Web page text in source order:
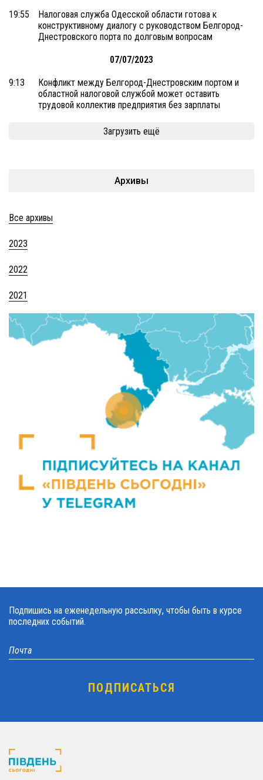
19:55
Налоговая служба Одесской области готова к
конструктивному диалогу с руководством Белгород-
Днестровского порта по долговым вопросам
07/07/2023
9:13
Конфликт между Белгород-Днестровским портом и
областной налоговой службой может оставить
трудовой коллектив предприятия без зарплаты
Загрузить ещё
Архивы
Все архивы
2023
2022
2021
Подпишись на еженедельную рассылку, чтобы быть в курсе
последних событий.